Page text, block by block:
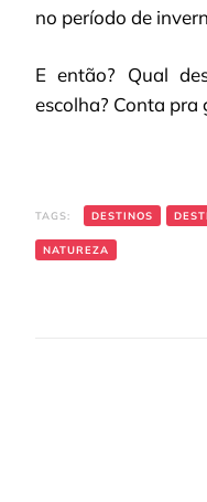
no período de
E então? Qual
escolha? Conta pra
TAGS: DESTINOS
NATUREZA